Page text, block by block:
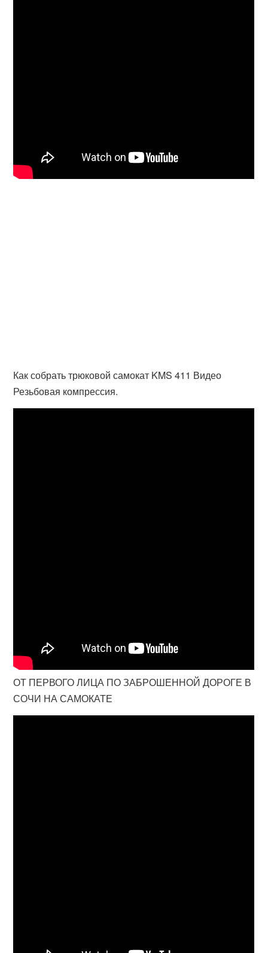
Как собрать трюковой самокат KMS 411 Видео
Резьбовая компрессия.
ОТ ПЕРВОГО ЛИЦА ПО ЗАБРОШЕННОЙ ДОРОГЕ В
СОЧИ НА САМОКАТЕ